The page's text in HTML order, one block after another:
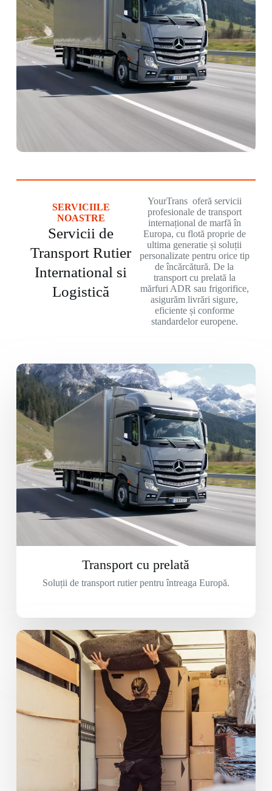
SERVICIILE
NOASTRE
Servicii de
Transport Rutier
International si
Logistică
YourTrans oferă servicii
profesionale de transport
internațional de marfă în
Europa, cu flotă proprie de
ultima generatie și soluții
personalizate pentru orice tip
de încărcătură. De la
transport cu prelată la
mărfuri ADR sau frigorifice,
asigurăm livrări sigure,
eficiente și conforme
standardelor europene.
Transport cu prelată
Soluții de transport rutier pentru întreaga Europă.